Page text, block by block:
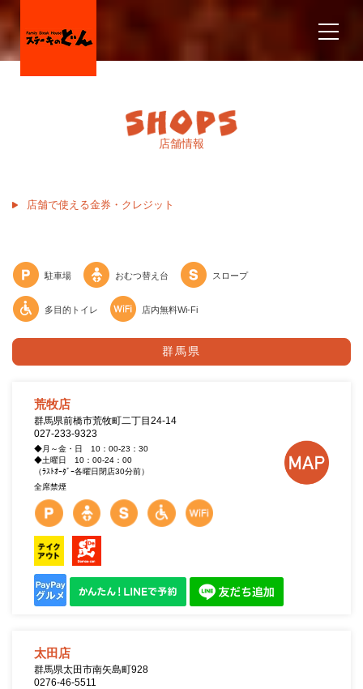
店舗情報
店舗で使える金券・クレジット
駐車場 おむつ替え台 スロープ
多目的トイレ 店内無料Wi-Fi
群馬県
荒牧店
群馬県前橋市荒牧町二丁目24-14
027-233-9323
◆月～金・日 10：00-23：30
◆土曜日 10：00-24：00
（ﾗｽﾄｵｰﾀﾞｰ各曜日閉店30分前）
全席禁煙
太田店
群馬県太田市南矢島町928
0276-46-5511